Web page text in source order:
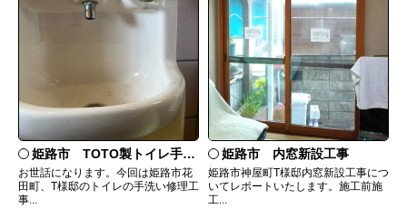
姫路市 TOTO製トイレ手洗いの水漏れ修理
お世話になります。今回は姫路市花
田町、T様邸のトイレの手洗い修理工
事...
姫路市 内窓新設工事
姫路市神屋町T様邸内窓新設工事につ
いてレポートいたします。施工前施
工...